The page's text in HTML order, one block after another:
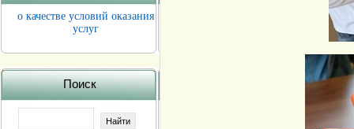
о качестве условий оказания
услуг
Поиск